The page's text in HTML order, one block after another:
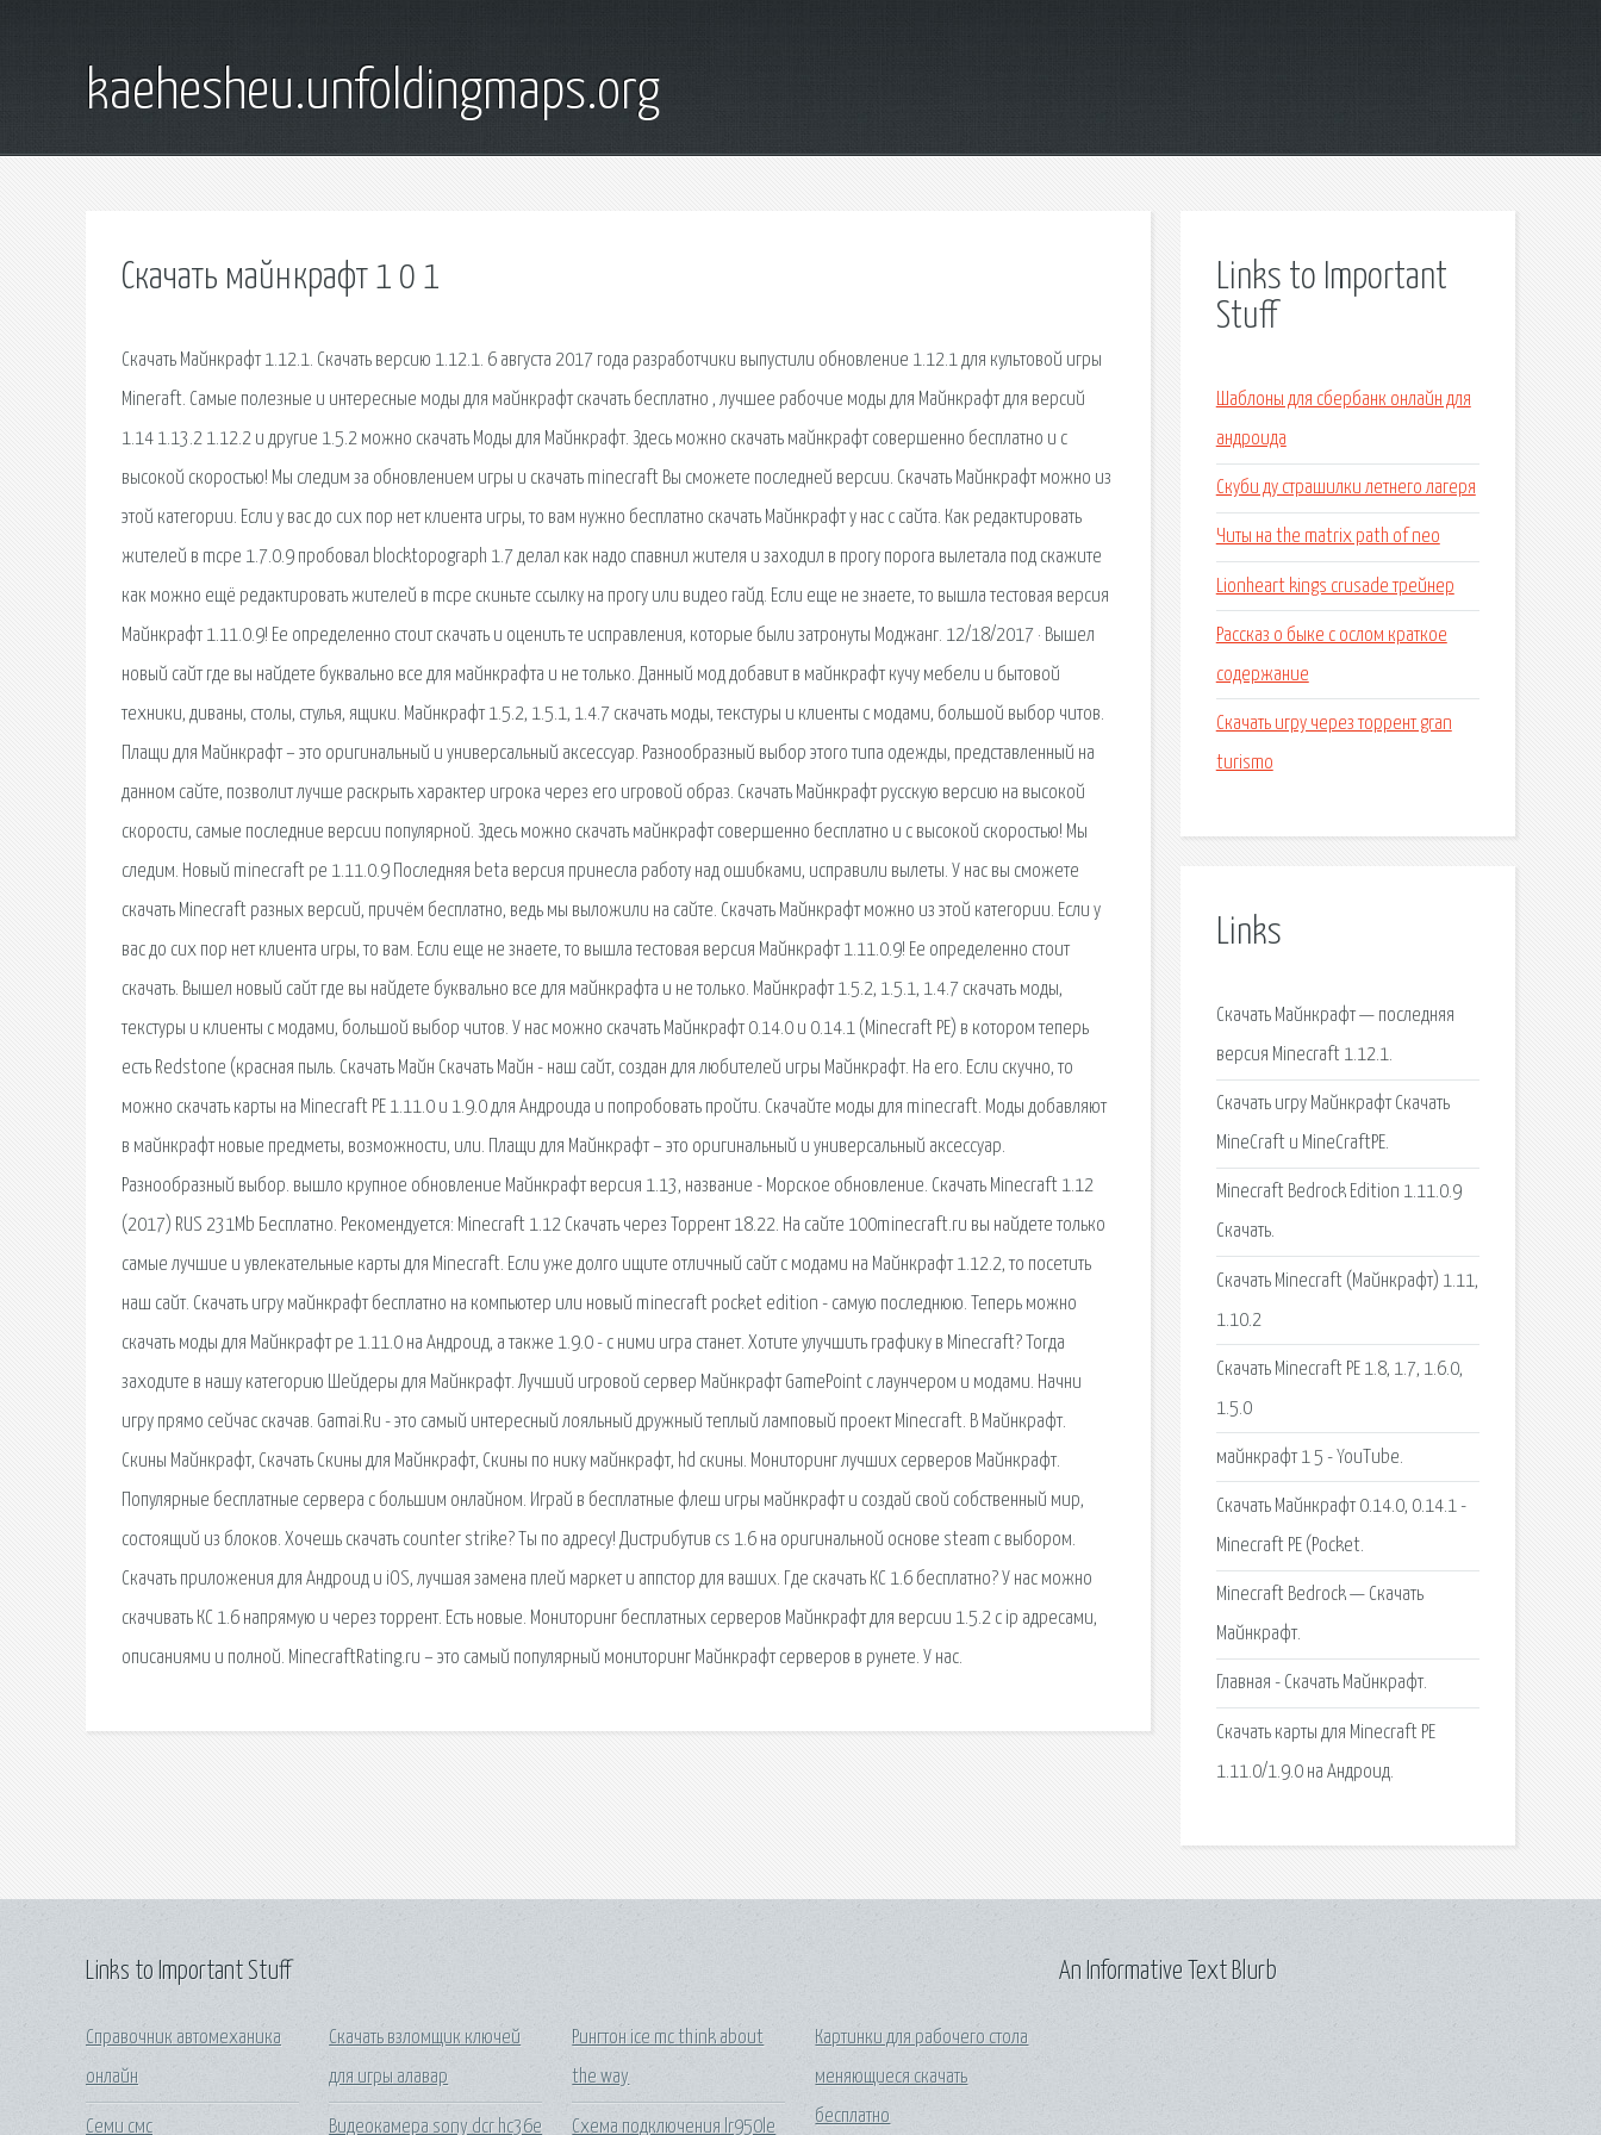
kaehesheu.unfoldingmaps.org
Скачать майнкрафт 1 0 1
Скачать Майнкрафт 1.12.1. Скачать версию 1.12.1. 6 августа 2017 года разработчики выпустили обновление 1.12.1 для культовой игры
Mineraft. Самые полезные и интересные моды для майнкрафт скачать бесплатно , лучшее рабочие моды для Майнкрафт для версий
1.14 1.13.2 1.12.2 и другие 1.5.2 можно скачать Моды для Майнкрафт. Здесь можно скачать майнкрафт совершенно бесплатно и с
высокой скоростью! Мы следим за обновлением игры и скачать minecraft Вы сможете последней версии. Скачать Майнкрафт можно из
этой категории. Если у вас до сих пор нет клиента игры, то вам нужно бесплатно скачать Майнкрафт у нас с сайта. Как редактировать
жителей в mcpe 1.7.0.9 пробовал blocktopograph 1.7 делал как надо спавнил жителя и заходил в прогу порога вылетала под скажите
как можно ещё редактировать жителей в mcpe скиньте ссылку на прогу или видео гайд. Если еще не знаете, то вышла тестовая версия
Майнкрафт 1.11.0.9! Ее определенно стоит скачать и оценить те исправления, которые были затронуты Моджанг. 12/18/2017 · Вышел
новый сайт где вы найдете буквально все для майнкрафта и не только. Данный мод добавит в майнкрафт кучу мебели и бытовой
техники, диваны, столы, стулья, ящики. Майнкрафт 1.5.2, 1.5.1, 1.4.7 скачать моды, текстуры и клиенты с модами, большой выбор читов.
Плащи для Майнкрафт – это оригинальный и универсальный аксессуар. Разнообразный выбор этого типа одежды, представленный на
данном сайте, позволит лучше раскрыть характер игрока через его игровой образ. Скачать Майнкрафт русскую версию на высокой
скорости, самые последние версии популярной. Здесь можно скачать майнкрафт совершенно бесплатно и с высокой скоростью! Мы
следим. Новый minecraft pe 1.11.0.9 Последняя beta версия принесла работу над ошибками, исправили вылеты. У нас вы сможете
скачать Minecraft разных версий, причём бесплатно, ведь мы выложили на сайте. Скачать Майнкрафт можно из этой категории. Если у
вас до сих пор нет клиента игры, то вам. Если еще не знаете, то вышла тестовая версия Майнкрафт 1.11.0.9! Ее определенно стоит
скачать. Вышел новый сайт где вы найдете буквально все для майнкрафта и не только. Майнкрафт 1.5.2, 1.5.1, 1.4.7 скачать моды,
текстуры и клиенты с модами, большой выбор читов. У нас можно скачать Майнкрафт 0.14.0 и 0.14.1 (Minecraft PE) в котором теперь
есть Redstone (красная пыль. Скачать Майн Скачать Майн - наш сайт, создан для любителей игры Майнкрафт. На его. Если скучно, то
можно скачать карты на Minecraft PE 1.11.0 и 1.9.0 для Андроида и попробовать пройти. Скачайте моды для minecraft. Моды добавляют
в майнкрафт новые предметы, возможности, или. Плащи для Майнкрафт – это оригинальный и универсальный аксессуар.
Разнообразный выбор. вышло крупное обновление Майнкрафт версия 1.13, название - Морское обновление. Скачать Minecraft 1.12
(2017) RUS 231Mb Бесплатно. Рекомендуется: Minecraft 1.12 Скачать через Торрент 18.22. На сайте 100minecraft.ru вы найдете только
самые лучшие и увлекательные карты для Minecraft. Если уже долго ищите отличный сайт с модами на Майнкрафт 1.12.2, то посетить
наш сайт. Скачать игру майнкрафт бесплатно на компьютер или новый minecraft pocket edition - самую последнюю. Теперь можно
скачать моды для Майнкрафт pe 1.11.0 на Андроид, а также 1.9.0 - с ними игра станет. Хотите улучшить графику в Minecraft? Тогда
заходите в нашу категорию Шейдеры для Майнкрафт. Лучший игровой сервер Майнкрафт GamePoint с лаунчером и модами. Начни
игру прямо сейчас скачав. Gamai.Ru - это самый интересный лояльный дружный теплый ламповый проект Minecraft. В Майнкрафт.
Скины Майнкрафт, Скачать Скины для Майнкрафт, Скины по нику майнкрафт, hd скины. Мониторинг лучших серверов Майнкрафт.
Популярные бесплатные сервера с большим онлайном. Играй в бесплатные флеш игры майнкрафт и создай свой собственный мир,
состоящий из блоков. Хочешь скачать counter strike? Ты по адресу! Дистрибутив cs 1.6 на оригинальной основе steam с выбором.
Скачать приложения для Андроид и iOS, лучшая замена плей маркет и аппстор для ваших. Где скачать КС 1.6 бесплатно? У нас можно
скачивать КС 1.6 напрямую и через торрент. Есть новые. Мониторинг бесплатных серверов Майнкрафт для версии 1.5.2 с ip адресами,
описаниями и полной. MinecraftRating.ru – это самый популярный мониторинг Майнкрафт серверов в рунете. У нас.
Links to Important
Stuff
Шаблоны для сбербанк онлайн для
андроида
Скуби ду страшилки летнего лагеря
Читы на the matrix path of neo
Lionheart kings crusade трейнер
Рассказ о быке с ослом краткое
содержание
Скачать игру через торрент gran
turismo
Links
Скачать Майнкрафт — последняя
версия Minecraft 1.12.1.
Скачать игру Майнкрафт Скачать
MineCraft и MineCraftPE.
Minecraft Bedrock Edition 1.11.0.9
Скачать.
Скачать Minecraft (Майнкрафт) 1.11,
1.10.2
Скачать Minecraft PE 1.8, 1.7, 1.6.0,
1.5.0
майнкрафт 1 5 - YouTube.
Скачать Майнкрафт 0.14.0, 0.14.1 -
Minecraft PE (Pocket.
Minecraft Bedrock — Скачать
Майнкрафт.
Главная - Скачать Майнкрафт.
Скачать карты для Minecraft PE
1.11.0/1.9.0 на Андроид.
Links to Important Stuff
Справочник автомеханика
онлайн
Семи смс
Скачать взломщик ключей
для игры алавар
Видеокамера sony dcr hc36e
Рингтон ice mc think about
the way
Схема подключения lr950le
Картинки для рабочего стола
меняющиеся скачать
бесплатно
An Informative Text Blurb